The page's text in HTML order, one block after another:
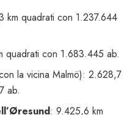
km quadrati con 1.237.644
quadrati con 1.683.445 ab.
la vicina Malmö): 2.628,7
ab.
: 9.425,6 km